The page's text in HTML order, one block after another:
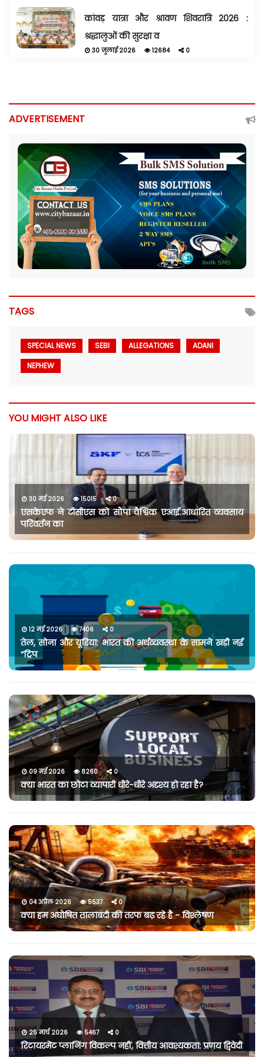
कांवड़ यात्रा और श्रावण शिवरात्रि 2026 :
श्रद्धालुओं की सुरक्षा व
30 जुलाई 2026 12684 0
ADVERTISEMENT
TAGS
SPECIAL NEWS SEBI ALLEGATIONS
ADANI
NEPHEW
YOU MIGHT ALSO LIKE
30 मई 2026 15015 0
एसकेएफ ने टीसीएस को सौंपा वैश्विक एआई.आधारित व्यवसाय
परिवर्तन का
12 मई 2026 7406 0
तेल, सोना और यूरिया: भारत की अर्थव्यवस्था के सामने खड़ी नई
“ट्रिप
09 मई 2026 8260 0
क्या भारत का छोटा व्यापारी धीरे-धीरे अदृश्य हो रहा है?
04 अप्रैल 2026 5537 0
क्या हम अघोषित तालाबंदी की तरफ बढ़ रहे है - विश्लेषण
25 मार्च 2026 5467 0
रिटायरमेंट प्लानिंग विकल्प नहीं, वित्तीय आवश्यकता: प्रणय द्विवेदी